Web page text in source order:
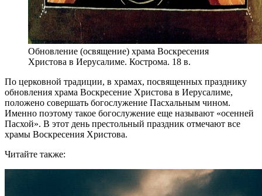
Обновление (освящение) храма Воскресения
Христова в Иерусалиме. Кострома. 18 в.
По церковной традиции, в храмах, посвященных празднику
обновления храма Воскресение Христова в Иерусалиме,
положено совершать богослужение Пасхальным чином.
Именно поэтому такое богослужение еще называют «осенней
Пасхой». В этот день престольный праздник отмечают все
храмы Воскресения Христова.
Читайте также: